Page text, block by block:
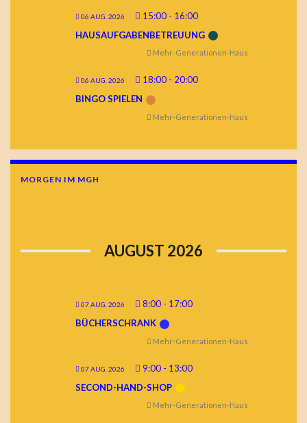
06 AUG. 2026 15:00 - 16:00
HAUSAUFGABENBETREUUNG
Mehr-Generationen-Haus
06 AUG. 2026 18:00 - 20:00
BINGO SPIELEN
Mehr-Generationen-Haus
MORGEN IM MGH
AUGUST 2026
07 AUG. 2026 8:00 - 17:00
BÜCHERSCHRANK
Mehr-Generationen-Haus
07 AUG. 2026 9:00 - 13:00
SECOND-HAND-SHOP
Mehr-Generationen-Haus